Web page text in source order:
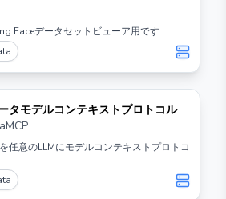
Faceデータセットビューア用です
タモデルコンテキストプロトコル
任意のLLMにモデルコンテキストプロトコ